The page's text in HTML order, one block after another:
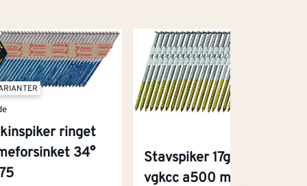
ringet
34°
Stavspiker 17gr 28/75
vgkcc a500 mft